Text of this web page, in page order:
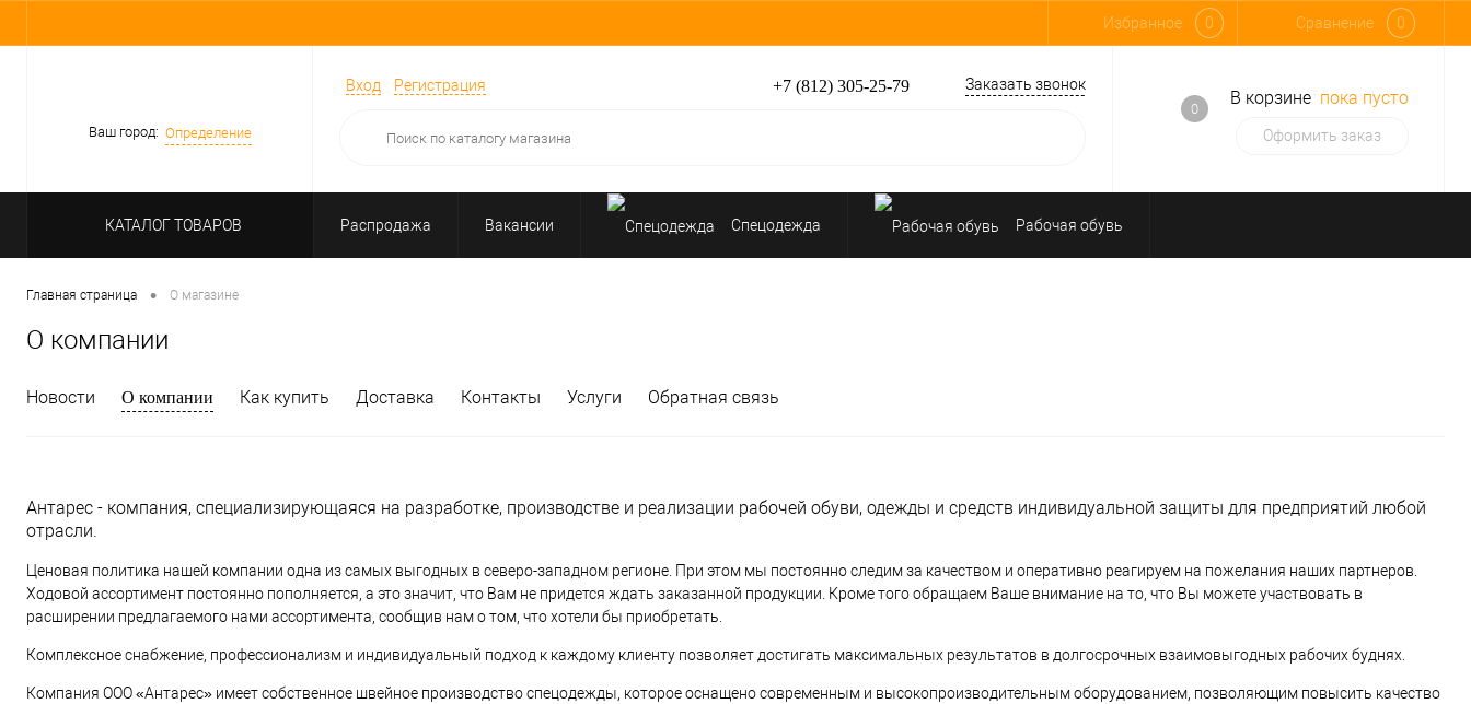
Избранное 0 Сравнение 0
Ваш город: Определение
Вход Регистрация +7 (812) 305-25-79 Заказать звонок
0
В корзине пока пусто
Оформить заказ
КАТАЛОГ ТОВАРОВ Распродажа Вакансии Спецодежда Рабочая обувь
Главная страница • О магазине
О компании
Новости О компании Как купить Доставка Контакты Услуги Обратная связь
Антарес - компания, специализирующаяся на разработке, производстве и реализации рабочей обуви, одежды и средств индивидуальной защиты для предприятий любой
отрасли.
Ценовая политика нашей компании одна из самых выгодных в северо-западном регионе. При этом мы постоянно следим за качеством и оперативно реагируем на пожелания наших партнеров.
Ходовой ассортимент постоянно пополняется, а это значит, что Вам не придется ждать заказанной продукции. Кроме того обращаем Ваше внимание на то, что Вы можете участвовать в
расширении предлагаемого нами ассортимента, сообщив нам о том, что хотели бы приобретать.
Комплексное снабжение, профессионализм и индивидуальный подход к каждому клиенту позволяет достигать максимальных результатов в долгосрочных взаимовыгодных рабочих буднях.
Компания ООО «Антарес» имеет собственное швейное производство спецодежды, которое оснащено современным и высокопроизводительным оборудованием, позволяющим повысить качество